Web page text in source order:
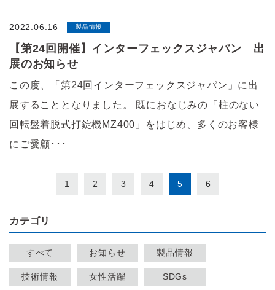
2022.06.16 製品情報
【第24回開催】インターフェックスジャパン 出
展のお知らせ
この度、「第24回インターフェックスジャパン」に出
展することとなりました。 既におなじみの「柱のない
回転盤着脱式打錠機MZ400」をはじめ、多くのお客様
にご愛顧･･･
1 2 3 4 5 6
カテゴリ
すべて お知らせ 製品情報
技術情報 女性活躍 SDGs